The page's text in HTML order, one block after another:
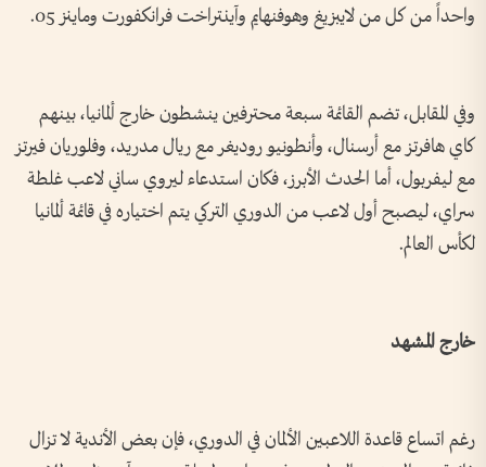
واحداً من كل من لايبزيغ وهوفنهايم وآينتراخت فرانكفورت وماينز 05.
وفي المقابل، تضم القائمة سبعة محترفين ينشطون خارج ألمانيا، بينهم
كاي هافرتز مع أرسنال، وأنطونيو روديغر مع ريال مدريد، وفلوريان فيرتز
مع ليفربول، أما الحدث الأبرز، فكان استدعاء ليروي ساني لاعب غلطة
سراي، ليصبح أول لاعب من الدوري التركي يتم اختياره في قائمة ألمانيا
لكأس العالم.
خارج المشهد
رغم اتساع قاعدة اللاعبين الألمان في الدوري، فإن بعض الأندية لا تزال